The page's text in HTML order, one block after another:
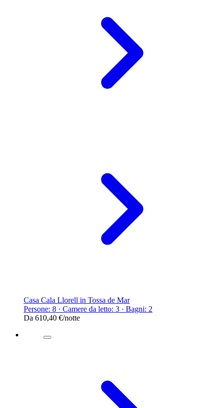
Casa Cala Llorell in Tossa de Mar
Persone: 8 · Camere da letto: 3 · Bagni: 2
Da 610,40 €/notte